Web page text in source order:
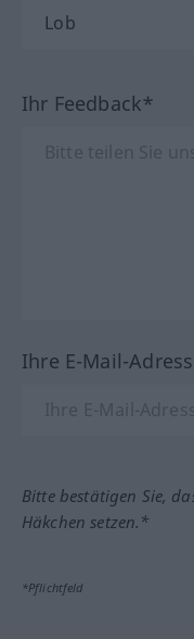
Ihr Feedback*
Ihre E-Mail-
Bitte bestätigen Sie,
Häkchen setzen.*
*Pflichtfeld